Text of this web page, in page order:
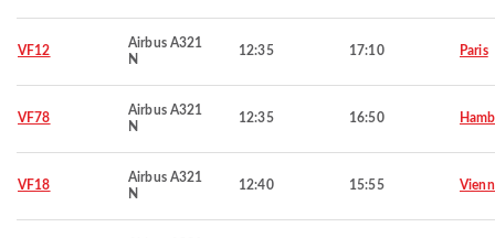
VF12
Airbus A321
N
12:35 17:10 Paris
VF78
Airbus A321
N
12:35 16:50
VF18
Airbus A321
N
12:40 15:55